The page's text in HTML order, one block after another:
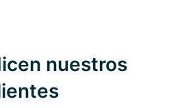
nuestros